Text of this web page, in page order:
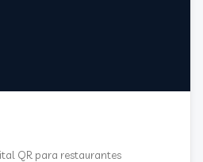
QR para restaurantes